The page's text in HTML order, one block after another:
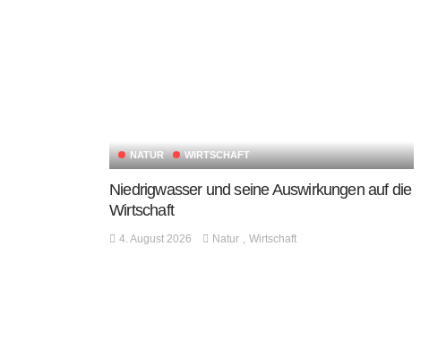
NATUR WIRTSCHAFT
Niedrigwasser und seine Auswirkungen auf die
Wirtschaft
4. August 2026 Natur Wirtschaft